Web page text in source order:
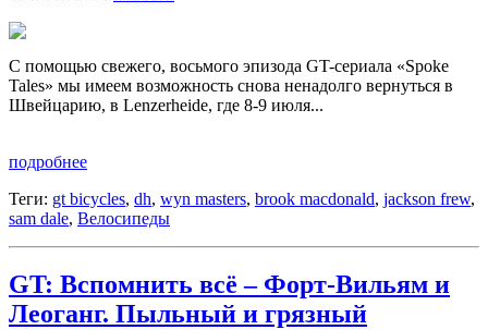
С помощью свежего, восьмого эпизода GT-сериала «Spoke
Tales» мы имеем возможность снова ненадолго вернуться в
Швейцарию, в Lenzerheide, где 8-9 июля...
подробнее
Теги: gt bicycles, dh, wyn masters, brook macdonald, jackson frew,
sam dale, Велосипеды
GT: Вспомнить всё – Форт-Вильям и
Леоганг. Пыльный и грязный